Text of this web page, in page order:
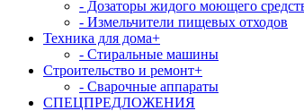
- Дозаторы жидого моющего
- Измельчители пищевых отходов
Техника для дома+
- Стиральные машины
Строительство и ремонт+
- Сварочные аппараты
СПЕЦПРЕДЛОЖЕНИЯ